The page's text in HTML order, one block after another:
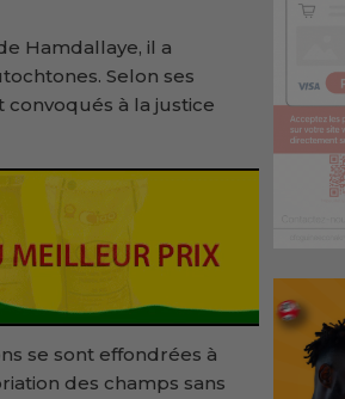
Hamdallaye, il a
Selon ses
à la justice
se sont effondrées à
des champs sans